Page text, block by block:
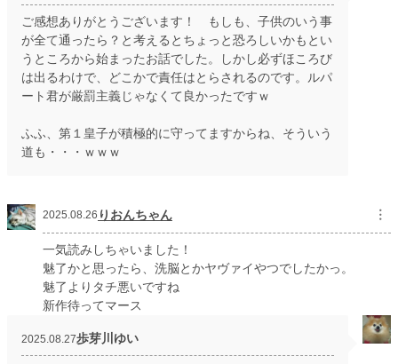
ご感想ありがとうございます！ もしも、子供のいう事
が全て通ったら？と考えるとちょっと恐ろしいかもとい
うところから始まったお話でした。しかし必ずほころび
は出るわけで、どこかで責任はとらされるのです。ルパ
ート君が厳罰主義じゃなくて良かったですｗ
ふふ、第１皇子が積極的に守ってますからね、そういう
道も・・・ｗｗｗ
2025.08.26 りおんちゃん ︙
一気読みしちゃいました！
魅了かと思ったら、洗脳とかヤヴァイやつでしたかっ。
魅了よりタチ悪いですね
新作待ってマース
2025.08.27歩芽川ゆい